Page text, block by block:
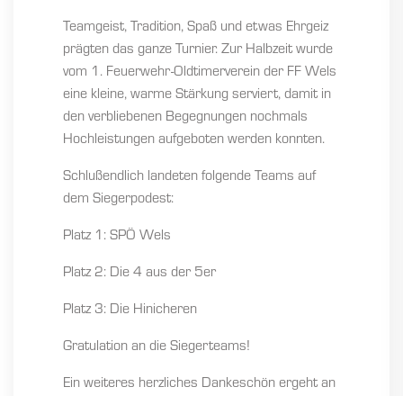
Teamgeist, Tradition, Spaß und etwas Ehrgeiz
prägten das ganze Turnier. Zur Halbzeit wurde
vom 1. Feuerwehr-Oldtimerverein der FF Wels
eine kleine, warme Stärkung serviert, damit in
den verbliebenen Begegnungen nochmals
Hochleistungen aufgeboten werden konnten.
Schlußendlich landeten folgende Teams auf
dem Siegerpodest:
Platz 1: SPÖ Wels
Platz 2: Die 4 aus der 5er
Platz 3: Die Hinicheren
Gratulation an die Siegerteams!
Ein weiteres herzliches Dankeschön ergeht an